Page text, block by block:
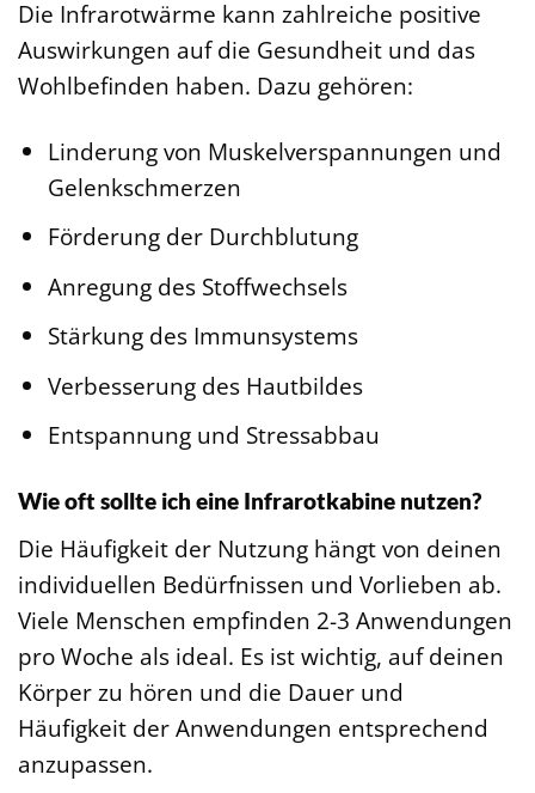
Die Infrarotwärme kann zahlreiche positive
Auswirkungen auf die Gesundheit und das
Wohlbefinden haben. Dazu gehören:
Linderung von Muskelverspannungen und
Gelenkschmerzen
Förderung der Durchblutung
Anregung des Stoffwechsels
Stärkung des Immunsystems
Verbesserung des Hautbildes
Entspannung und Stressabbau
Wie oft sollte ich eine Infrarotkabine nutzen?
Die Häufigkeit der Nutzung hängt von deinen
individuellen Bedürfnissen und Vorlieben ab.
Viele Menschen empfinden 2-3 Anwendungen
pro Woche als ideal. Es ist wichtig, auf deinen
Körper zu hören und die Dauer und
Häufigkeit der Anwendungen entsprechend
anzupassen.